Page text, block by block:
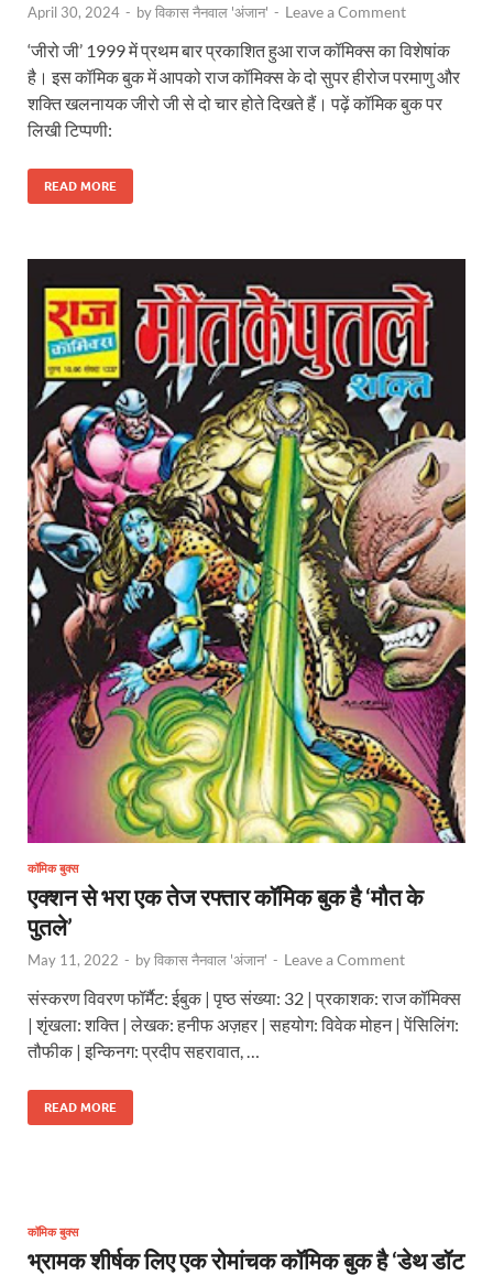
April 30, 2024 - byविकास नैनवाल 'अंजान' - Leave a Comment
‘जीरो जी’ 1999 में प्रथम बार प्रकाशित हुआ राज कॉमिक्स का विशेषांक
है। इस कॉमिक बुक में आपको राज कॉमिक्स के दो सुपर हीरोज परमाणु और
शक्ति खलनायक जीरो जी से दो चार होते दिखते हैं। पढ़ें कॉमिक बुक पर
लिखी टिप्पणी:
READ MORE
कॉमिक बुक्स
एक्शन से भरा एक तेज रफ्तार कॉमिक बुक है ‘मौत के
पुतले’
May 11, 2022 - byविकास नैनवाल 'अंजान' - Leave a Comment
संस्करण विवरण फॉर्मैट: ईबुक | पृष्ठ संख्या: 32 | प्रकाशक: राज कॉमिक्स
| शृंखला: शक्ति | लेखक: हनीफ अज़हर | सहयोग: विवेक मोहन | पेंसिलिंग:
तौफीक | इन्किनग: प्रदीप सहरावात, …
READ MORE
कॉमिक बुक्स
भ्रामक शीर्षक लिए एक रोमांचक कॉमिक बुक है ‘डेथ डॉट